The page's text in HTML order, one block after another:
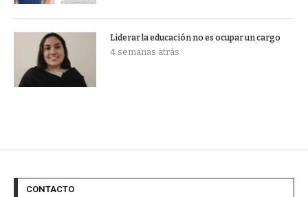
Liderar la educación no es ocupar un cargo
4 semanas atrás
CONTACTO